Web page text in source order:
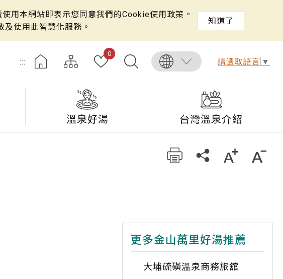
用本網站即表示您同意我們的Cookie使用政策。
使用此智慧化服務。
知道了
:::
0
請選取語言 ▼
溫泉好湯 台灣溫泉介紹
更多金山萬里好湯推薦
大埔硫磺溫泉商務旅舘